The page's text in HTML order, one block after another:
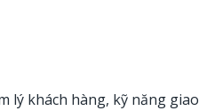
lý khách hàng, kỹ năng